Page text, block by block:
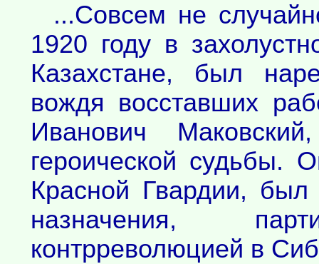
...Совсем не
1920 году в
Казахстане, был
вождя восставших
Иванович
героической судьбы.
Красной Гвардии, был
назначения,
контрреволюцией в